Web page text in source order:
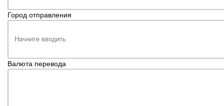
Город отправления
Валюта перевода